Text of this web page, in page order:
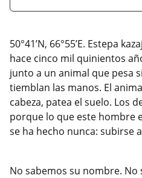
50°41’N, 66°55’E. Estepa
hace cinco mil quinientos
junto a un animal que pesa
tiemblan las manos. El
cabeza, patea el suelo. Los
porque lo que este hombre
se ha hecho nunca: subirse
No sabemos su nombre. No